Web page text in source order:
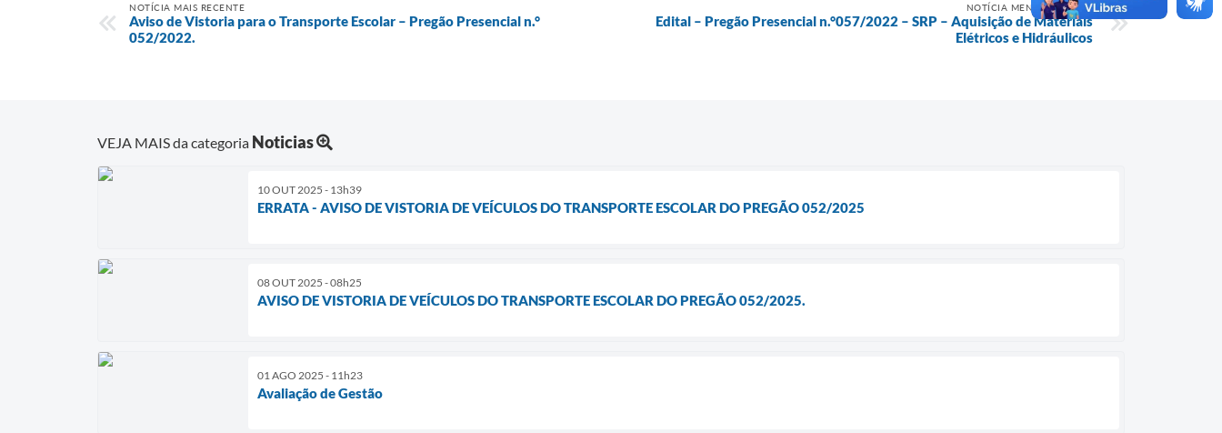
NOTÍCIA MAIS RECENTE
Aviso de Vistoria para o Transporte Escolar – Pregão Presencial n.°
052/2022.
NOTÍCIA MENOS RECENTE
Edital – Pregão Presencial n.°057/2022 – SRP – Aquisição de Materiais
Elétricos e Hidráulicos
VEJA MAIS da categoria Noticias
10 OUT 2025 - 13h39
ERRATA - AVISO DE VISTORIA DE VEÍCULOS DO TRANSPORTE ESCOLAR DO PREGÃO 052/2025
08 OUT 2025 - 08h25
AVISO DE VISTORIA DE VEÍCULOS DO TRANSPORTE ESCOLAR DO PREGÃO 052/2025.
01 AGO 2025 - 11h23
Avaliação de Gestão